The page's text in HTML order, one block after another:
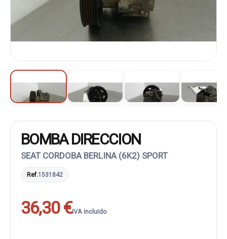
BOMBA DIRECCION
SEAT CORDOBA BERLINA (6K2) SPORT
Ref.1531842
36,30 €IVA incluido